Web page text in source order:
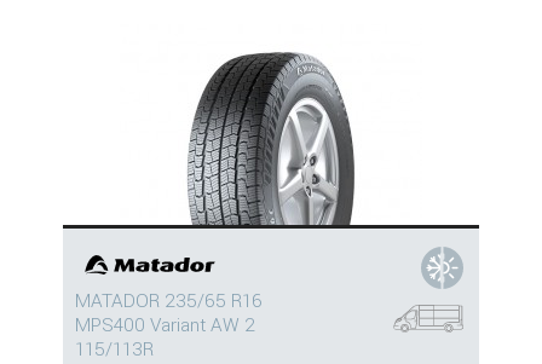
MATADOR 235/65 R16
MPS400 Variant AW 2
115/113R